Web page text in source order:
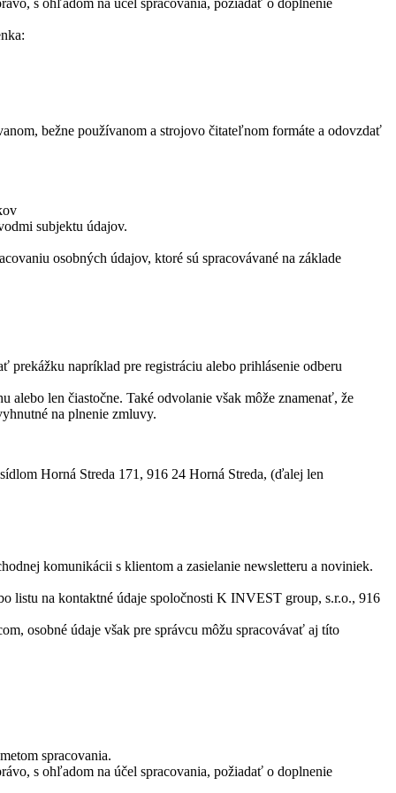
s ohľadom na účel spracovania, požiadať o doplnenie
bežne používanom a strojovo čitateľnom formáte a odovzdať
subjektu údajov.
osobných údajov, ktoré sú spracovávané na základe
prekážku napríklad pre registráciu alebo prihlásenie odberu
alebo len čiastočne. Také odvolanie však môže znamenať, že
na plnenie zmluvy.
Horná Streda 171, 916 24 Horná Streda, (ďalej len
komunikácii s klientom a zasielanie newsletteru a noviniek.
listu na kontaktné údaje spoločnosti K INVEST group, s.r.o., 916
osobné údaje však pre správcu môžu spracovávať aj títo
spracovania.
s ohľadom na účel spracovania, požiadať o doplnenie